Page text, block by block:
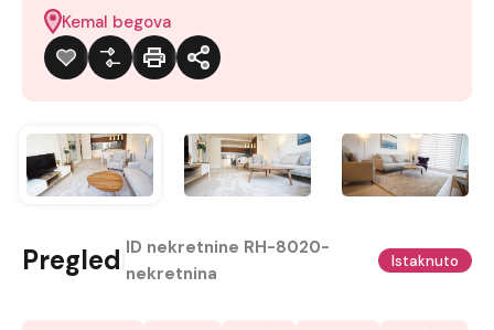
Kemal begova
Pregled ID nekretnine RH-8020-
nekretnina
Istaknuto